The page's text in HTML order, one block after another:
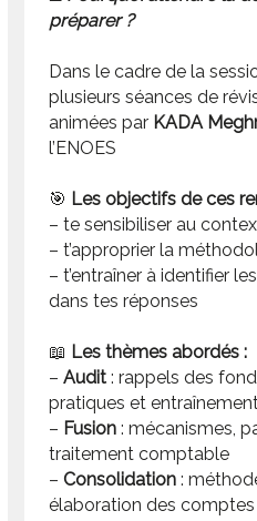
préparer ?
Dans le cadre de la
plusieurs séances de
animées par KADA
l’ENOES
🎯 Les objectifs de ces
– te sensibiliser au
– t’approprier la
– t’entraîner à identifier
dans tes réponses
📖 Les thèmes abordés :
–Audit : rappels des
pratiques et
– Fusion : mécanismes,
traitement comptable
–Consolidation :
élaboration des comptes